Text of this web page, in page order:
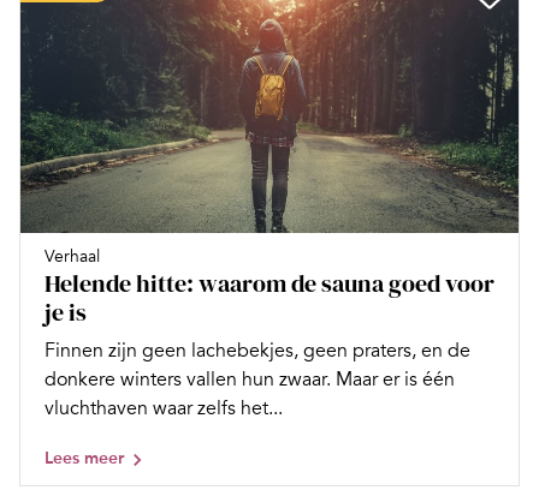
Verhaal
Helende hitte: waarom de sauna goed voor
je is
Finnen zijn geen lachebekjes, geen praters, en de
donkere winters vallen hun zwaar. Maar er is één
vluchthaven waar zelfs het...
Lees meer